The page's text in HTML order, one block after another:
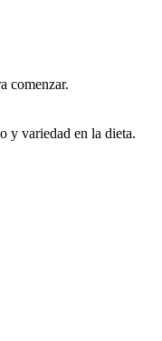
comenzar.
y variedad en la dieta.